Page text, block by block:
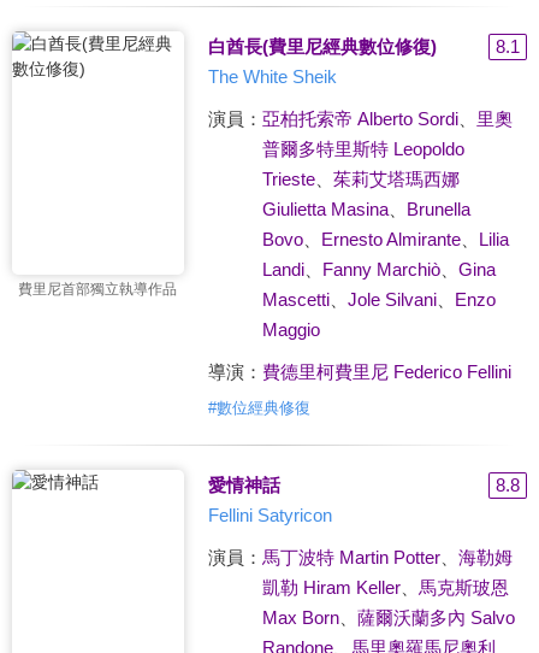
費里尼首部獨立執導作品
白酋長(費里尼經典數位修復)
8.1
The White Sheik
演員： 亞柏托索帝 Alberto Sordi、 里奧
普爾多特里斯特 Leopoldo
Trieste、 茱莉艾塔瑪西娜
Giulietta Masina、 Brunella
Bovo、 Ernesto Almirante、 Lilia
Landi、 Fanny Marchiò、 Gina
Mascetti、 Jole Silvani、 Enzo
Maggio
導演： 費德里柯費里尼 Federico Fellini
#數位經典修復
愛情神話
8.8
Fellini Satyricon
演員： 馬丁波特 Martin Potter、 海勒姆
凱勒 Hiram Keller、 馬克斯玻恩
Max Born、 薩爾沃蘭多內 Salvo
Randone、 馬里奧羅馬尼奧利